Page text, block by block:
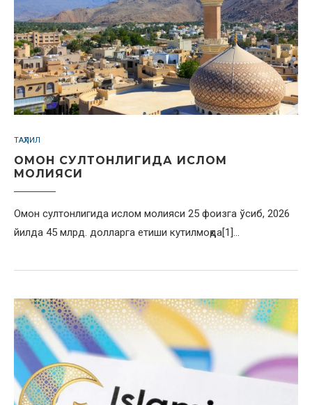
ТАҲЛИЛ
ОМОН СУЛТОНЛИГИДА ИСЛОМ
МОЛИЯСИ
Омон султонлигида ислом молияси 25 фоизга ўсиб, 2026
йилда 45 млрд. долларга етиши кутилмоқда[1]…